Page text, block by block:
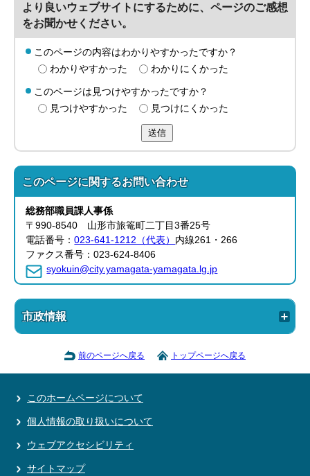
より良いウェブサイトにするために、ページのご感想
をお聞かせください。
このページの内容はわかりやすかったですか？
わかりやすかった
わかりにくかった
このページは見つけやすかったですか？
見つけやすかった
見つけにくかった
送信
このページに関するお問い合わせ
総務部職員課 人事係
〒990-8540 山形市旅篭町二丁目3番25号
電話番号：023-641-1212（代表） 内線261・266
ファクス番号：023-624-8406
syokuin@city.yamagata-yamagata.lg.jp
市政情報
前のページへ戻る トップページへ戻る
このホームページについて
個人情報の取り扱いについて
ウェブアクセシビリティ
サイトマップ